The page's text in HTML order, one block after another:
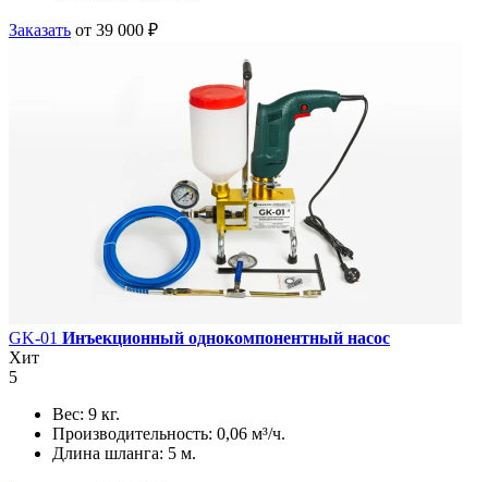
Заказать от 39 000 ₽
GK-01 Инъекционный однокомпонентный насос
Хит
5
Вес: 9 кг.
Производительность: 0,06 м³/ч.
Длина шланга: 5 м.